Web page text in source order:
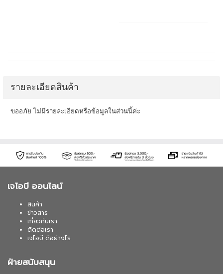
รายละเอียดสินค้า
ขออภัย ไม่มีรายละเอียดหรือข้อมูลในส่วนนี้ค่ะ
เจไอบี ออนไลน์
สินค้า
ข่าวสาร
เกี่ยวกับเรา
ติดต่อเรา
เจไอบี ดีอย่างไร
ฝ่ายสนับสนุน